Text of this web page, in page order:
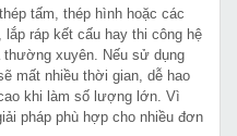
tấm, thép hình hoặc các
ráp kết cấu hay thi công hệ
xuyên. Nếu sử dụng
mất nhiều thời gian, dễ hao
khi làm số lượng lớn. Vì
pháp phù hợp cho nhiều đơn